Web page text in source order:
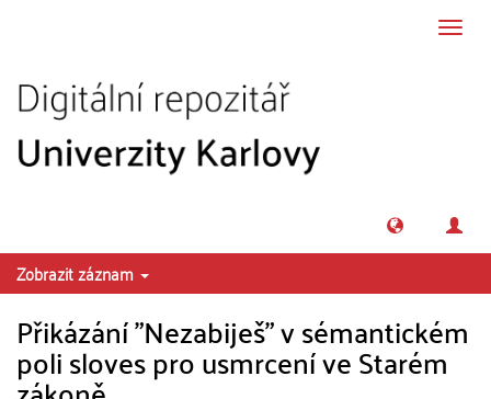
Zobrazit záznam
Přikázání "Nezabiješ" v sémantickém
poli sloves pro usmrcení ve Starém